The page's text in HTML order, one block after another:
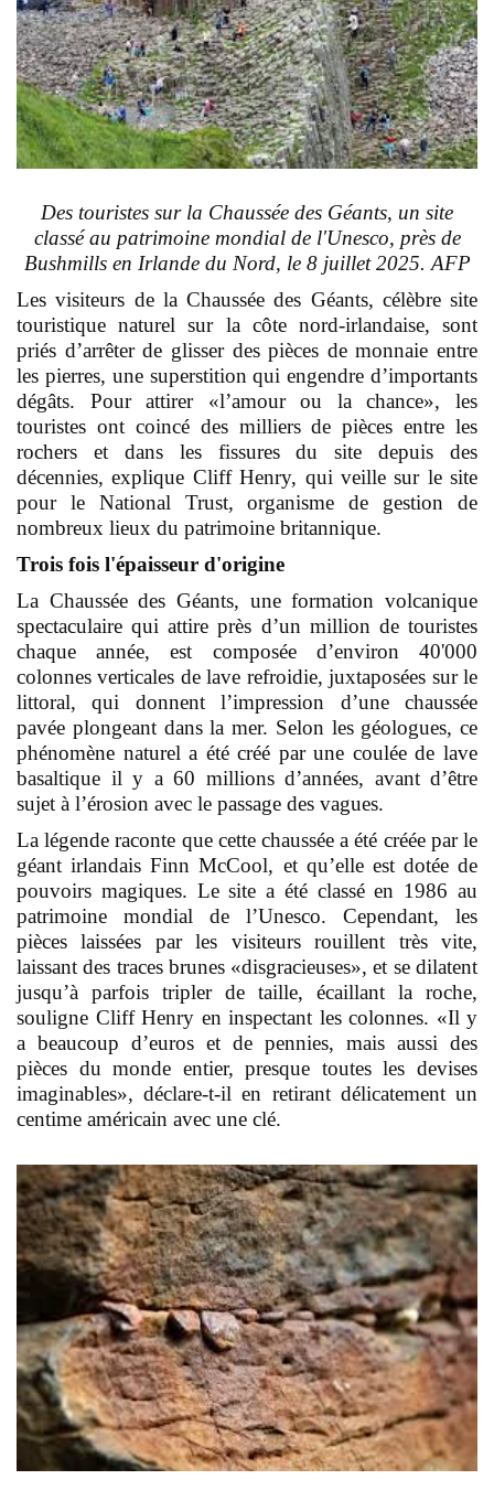
Des touristes sur la Chaussée des Géants, un site
classé au patrimoine mondial de l'Unesco, près de
Bushmills en Irlande du Nord, le 8 juillet 2025. AFP
Les visiteurs de la Chaussée des Géants, célèbre site
touristique naturel sur la côte nord-irlandaise, sont
priés d’arrêter de glisser des pièces de monnaie entre
les pierres, une superstition qui engendre d’importants
dégâts. Pour attirer «l’amour ou la chance», les
touristes ont coincé des milliers de pièces entre les
rochers et dans les fissures du site depuis des
décennies, explique Cliff Henry, qui veille sur le site
pour le National Trust, organisme de gestion de
nombreux lieux du patrimoine britannique.
Trois fois l'épaisseur d'origine
La Chaussée des Géants, une formation volcanique
spectaculaire qui attire près d’un million de touristes
chaque année, est composée d’environ 40'000
colonnes verticales de lave refroidie, juxtaposées sur le
littoral, qui donnent l’impression d’une chaussée
pavée plongeant dans la mer. Selon les géologues, ce
phénomène naturel a été créé par une coulée de lave
basaltique il y a 60 millions d’années, avant d’être
sujet à l’érosion avec le passage des vagues.
La légende raconte que cette chaussée a été créée par le
géant irlandais Finn McCool, et qu’elle est dotée de
pouvoirs magiques. Le site a été classé en 1986 au
patrimoine mondial de l’Unesco. Cependant, les
pièces laissées par les visiteurs rouillent très vite,
laissant des traces brunes «disgracieuses», et se dilatent
jusqu’à parfois tripler de taille, écaillant la roche,
souligne Cliff Henry en inspectant les colonnes. «Il y
a beaucoup d’euros et de pennies, mais aussi des
pièces du monde entier, presque toutes les devises
imaginables», déclare-t-il en retirant délicatement un
centime américain avec une clé.